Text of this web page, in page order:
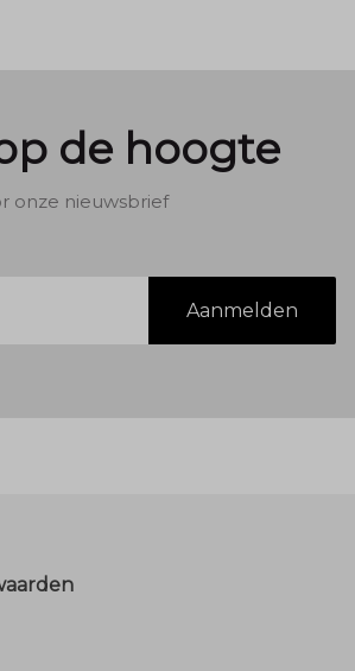
de hoogte
onze nieuwsbrief
Aanmelden